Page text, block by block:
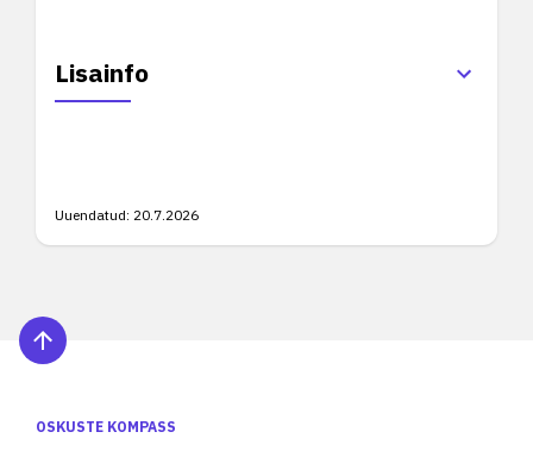
Lisainfo
Uuendatud: 20.7.2026
OSKUSTE KOMPASS